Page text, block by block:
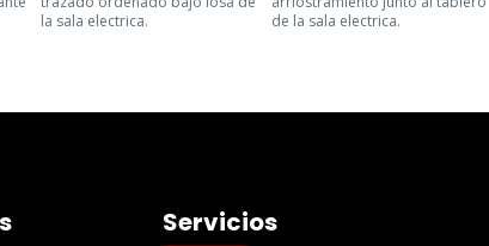
la sala electrica.
de la sala electrica.
Servicios